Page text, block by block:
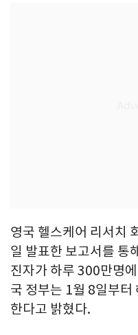
영국 헬스케어 리서치
일 발표한 보고서를 통
진자가 하루 300만명
국 정부는 1월 8일부터
한다고 밝혔다.